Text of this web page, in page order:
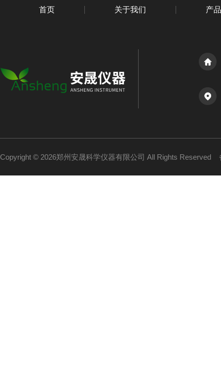
首页 关于我们 产
Copyright © 2026郑州安晟科学仪器有限公司 All Rights Reserved